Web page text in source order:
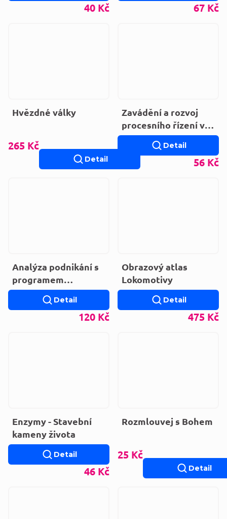
40 Kč 67 Kč
Hvězdné války
265 Kč
Detail
Zavádění a rozvoj
procesního řízení ve
firmě
56 Kč
Detail
Analýza podnikání s
programem
Microsoft Excel
120 Kč
Detail
Obrazový atlas
Lokomotivy
475 Kč
Detail
Enzymy - Stavební
kameny života
46 Kč
Detail
Rozmlouvej s Bohem
25 Kč
Detail